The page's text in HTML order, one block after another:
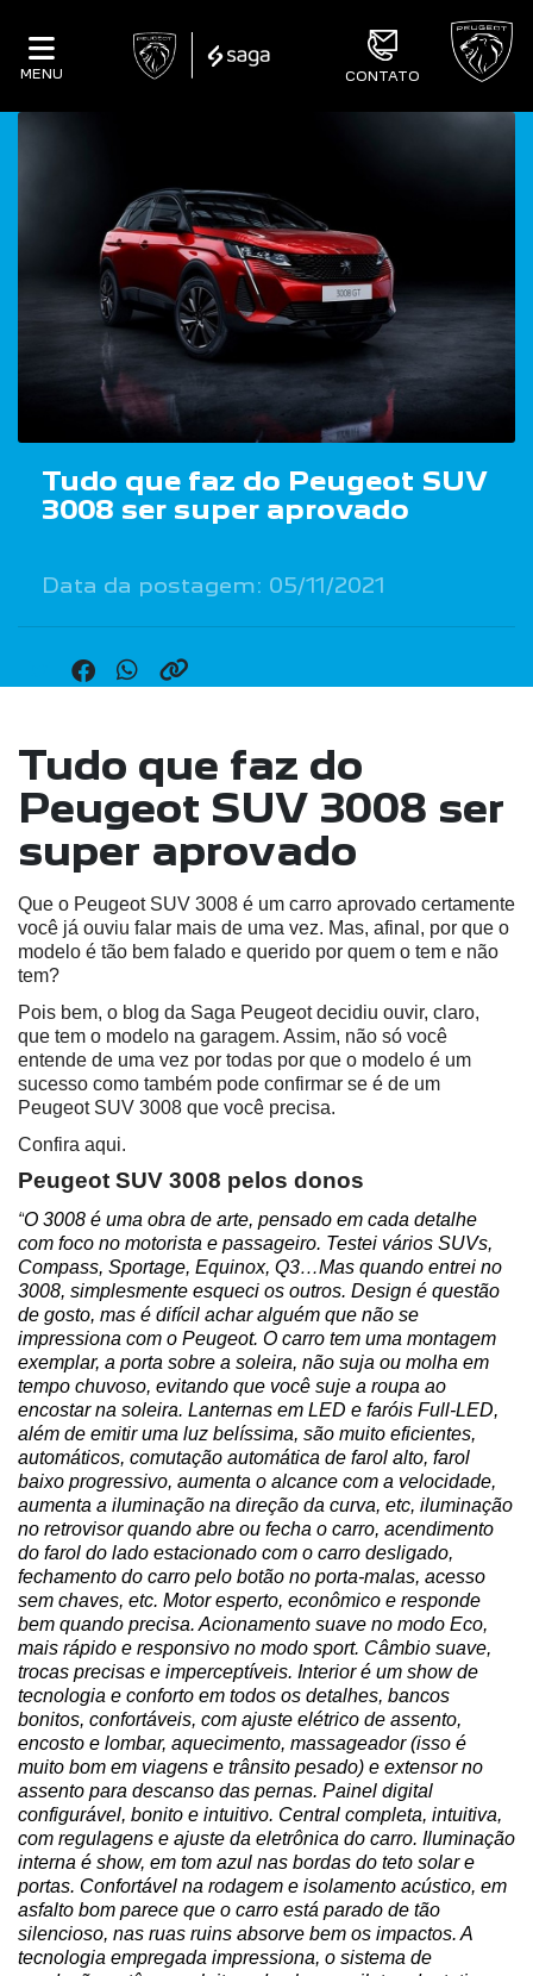
MENU CONTATO
Tudo que faz do Peugeot SUV
3008 ser super aprovado
Data da postagem: 05/11/2021
Tudo que faz do
Peugeot SUV 3008 ser
super aprovado
Que o Peugeot SUV 3008 é um carro aprovado certamente
você já ouviu falar mais de uma vez. Mas, afinal, por que o
modelo é tão bem falado e querido por quem o tem e não
tem?
Pois bem, o blog da Saga Peugeot decidiu ouvir, claro,
que tem o modelo na garagem. Assim, não só você
entende de uma vez por todas por que o modelo é um
sucesso como também pode confirmar se é de um
Peugeot SUV 3008 que você precisa.
Confira aqui.
Peugeot SUV 3008 pelos donos
“O 3008 é uma obra de arte, pensado em cada detalhe
com foco no motorista e passageiro. Testei vários SUVs,
Compass, Sportage, Equinox, Q3…Mas quando entrei no
3008, simplesmente esqueci os outros. Design é questão
de gosto, mas é difícil achar alguém que não se
impressiona com o Peugeot. O carro tem uma montagem
exemplar, a porta sobre a soleira, não suja ou molha em
tempo chuvoso, evitando que você suje a roupa ao
encostar na soleira. Lanternas em LED e faróis Full-LED,
além de emitir uma luz belíssima, são muito eficientes,
automáticos, comutação automática de farol alto, farol
baixo progressivo, aumenta o alcance com a velocidade,
aumenta a iluminação na direção da curva, etc, iluminação
no retrovisor quando abre ou fecha o carro, acendimento
do farol do lado estacionado com o carro desligado,
fechamento do carro pelo botão no porta-malas, acesso
sem chaves, etc. Motor esperto, econômico e responde
bem quando precisa. Acionamento suave no modo Eco,
mais rápido e responsivo no modo sport. Câmbio suave,
trocas precisas e imperceptíveis. Interior é um show de
tecnologia e conforto em todos os detalhes, bancos
bonitos, confortáveis, com ajuste elétrico de assento,
encosto e lombar, aquecimento, massageador (isso é
muito bom em viagens e trânsito pesado) e extensor no
assento para descanso das pernas. Painel digital
configurável, bonito e intuitivo. Central completa, intuitiva,
com regulagens e ajuste da eletrônica do carro. Iluminação
interna é show, em tom azul nas bordas do teto solar e
portas. Confortável na rodagem e isolamento acústico, em
asfalto bom parece que o carro está parado de tão
silencioso, nas ruas ruins absorve bem os impactos. A
tecnologia empregada impressiona, o sistema de